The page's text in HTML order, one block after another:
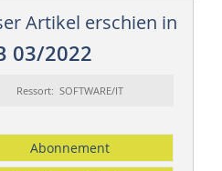
Artikel erschien in
03/2022
Ressort: SOFTWARE/IT
Abonnement